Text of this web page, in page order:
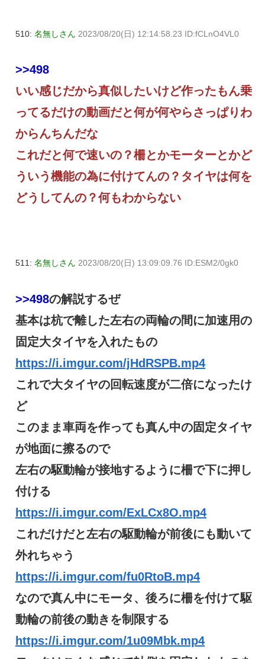
510: 名無しさん 2023/08/20(日) 12:14:58.23 ID:fCLnO4VL0
>>498
いい感じだから真似したいけど作ったもん乗
ってるだけの動画だと何が何やらさっぱりわ
からんちんだな
これだと何で速いの？柵とかモーターとかど
ういう機能の為に付けてんの？タイヤは何を
どうしてんの？何もわからない
511: 名無しさん 2023/08/20(日) 13:09:09.76 ID:ESM2/0gk0
>>498の解説するぜ
基本は杭で離した左右の両輪の間に加速用の
固定大タイヤを入れたもの
https://i.imgur.com/jHdRSPB.mp4
これで大タイヤの回転速度が二倍になったけ
ど
このまま車両を作っても真ん中の固定タイヤ
が地面に擦るので
左右の駆動輪が接地するように柵で下に押し
付ける
https://i.imgur.com/ExLCx8O.mp4
これだけだと左右の駆動輪が前後にも動いて
外れちゃう
https://i.imgur.com/fu0RtoB.mp4
なので真ん中にモータ、後ろに柵を付けて駆
動輪の前後の動きを制限する
https://i.imgur.com/1u09Mbk.mp4